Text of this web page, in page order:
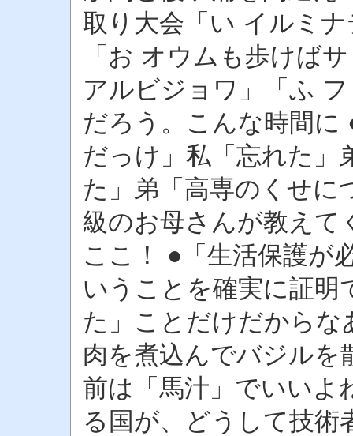
取り大会「い イルミ
「お オウムも歩けば
アルビジョワ」「ふ
だろう。こんな時間に
だっけ」私「忘れた」
た」弟「高専のくせに
級のお母さんが教え
ここ！ ●「生活保護が
いうことを確実に証明
た」ことだけだから
肉を煮込んでバジルを
前は「馬汁」でいいよ
る国が、どうして技術